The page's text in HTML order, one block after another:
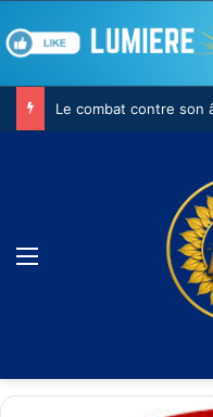
Le combat contre son